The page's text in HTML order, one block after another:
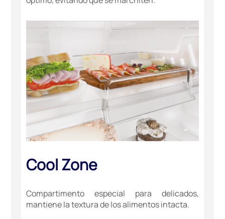
Cool Zone
Compartimento especial para delicados,
mantiene la textura de los alimentos intacta.